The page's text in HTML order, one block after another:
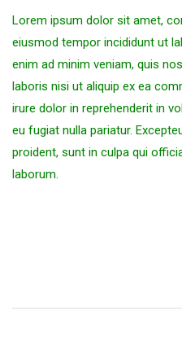
Lorem ipsum dolor sit amet,
eiusmod tempor incididunt ut
enim ad minim veniam, quis
laboris nisi ut aliquip ex ea
irure dolor in reprehenderit in
eu fugiat nulla pariatur.
proident, sunt in culpa qui
laborum.